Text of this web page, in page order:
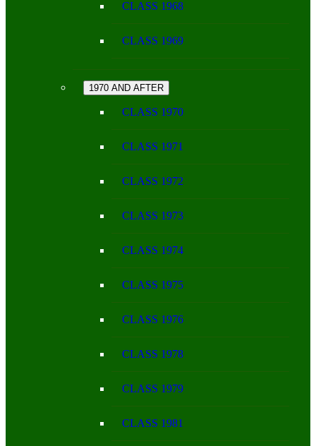
CLASS 1968
CLASS 1969
1970 AND AFTER
CLASS 1970
CLASS 1971
CLASS 1972
CLASS 1973
CLASS 1974
CLASS 1975
CLASS 1976
CLASS 1978
CLASS 1979
CLASS 1981